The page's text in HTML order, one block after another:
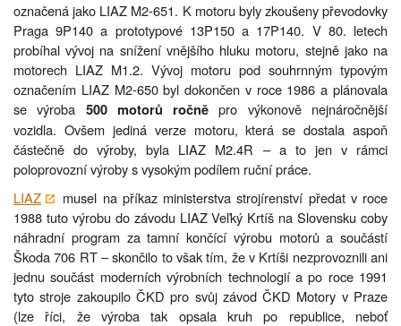
označená jako LIAZ M2-651. K motoru byly zkoušeny převodovky
Praga 9P140 a prototypové 13P150 a 17P140. V 80. letech
probíhal vývoj na snížení vnějšího hluku motoru, stejně jako na
motorech LIAZ M1.2. Vývoj motoru pod souhrnným typovým
označením LIAZ M2-650 byl dokončen v roce 1986 a plánovala
se výroba 500 motorů ročně pro výkonově nejnáročnější
vozidla. Ovšem jediná verze motoru, která se dostala aspoň
částečně do výroby, byla LIAZ M2.4R – a to jen v rámci
poloprovozní výroby s vysokým podílem ruční práce.
LIAZ
musel na příkaz ministerstva strojírenství předat v roce
1988 tuto výrobu do závodu LIAZ Veľký Krtíš na Slovensku coby
náhradní program za tamní končící výrobu motorů a součástí
Škoda 706 RT – skončilo to však tím, že v Krtíši nezprovoznili ani
jednu součást moderních výrobních technologií a po roce 1991
tyto stroje zakoupilo ČKD pro svůj závod ČKD Motory v Praze
(lze říci, že výroba tak opsala kruh po republice, neboť